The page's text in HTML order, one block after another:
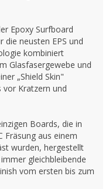
Epoxy Surfboard
die neusten EPS und
kombiniert
Glasfasergewebe und
„Shield Skin"
vor Kratzern und
Boards, die in
Fräsung aus einem
wurden, hergestellt
gleichbleibende
vom ersten bis zum